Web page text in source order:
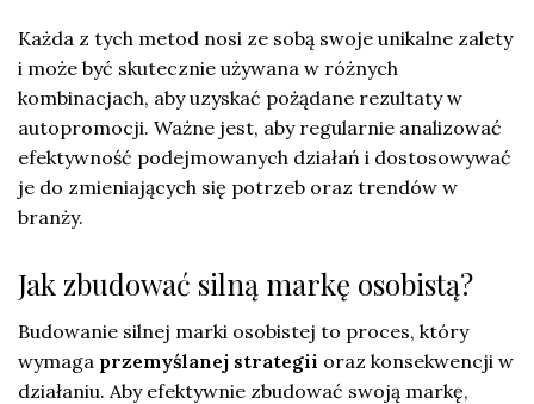
Każda z tych metod nosi ze sobą swoje unikalne zalety
i może być skutecznie używana w różnych
kombinacjach, aby uzyskać pożądane rezultaty w
autopromocji. Ważne jest, aby regularnie analizować
efektywność podejmowanych działań i dostosowywać
je do zmieniających się potrzeb oraz trendów w
branży.
Jak zbudować silną markę osobistą?
Budowanie silnej marki osobistej to proces, który
wymaga przemyślanej strategii oraz konsekwencji w
działaniu. Aby efektywnie zbudować swoją markę,